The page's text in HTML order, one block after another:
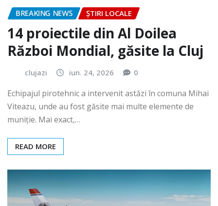
BREAKING NEWS ȘTIRI LOCALE
14 proiectile din Al Doilea
Război Mondial, găsite la Cluj
clujazi iun. 24, 2026 0
Echipajul pirotehnic a intervenit astăzi în comuna Mihai
Viteazu, unde au fost găsite mai multe elemente de
muniție. Mai exact,…
READ MORE